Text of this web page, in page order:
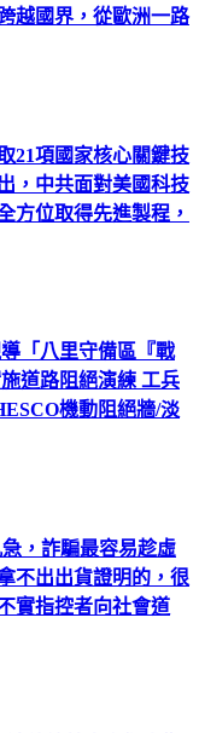
越國界，從歐洲一路
21項國家核心關鍵技
，中共面對美國科技
方位取得先進製程，
「八里守備區『戰
道路阻絕演練 工兵
機動阻絕牆/淡
，詐騙最容易趁虛
不出出貨證明的，很
實指控者向社會道